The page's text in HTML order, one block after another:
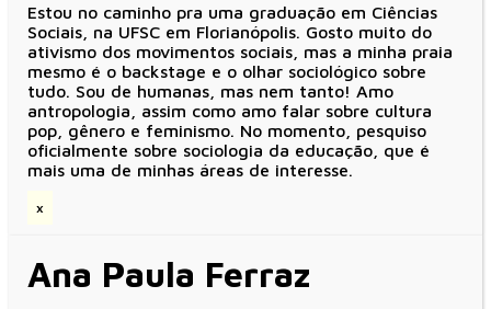
Estou no caminho pra uma graduação em Ciências
Sociais, na UFSC em Florianópolis. Gosto muito do
ativismo dos movimentos sociais, mas a minha praia
mesmo é o backstage e o olhar sociológico sobre
tudo. Sou de humanas, mas nem tanto! Amo
antropologia, assim como amo falar sobre cultura
pop, gênero e feminismo. No momento, pesquiso
oficialmente sobre sociologia da educação, que é
mais uma de minhas áreas de interesse.
x
Ana Paula Ferraz